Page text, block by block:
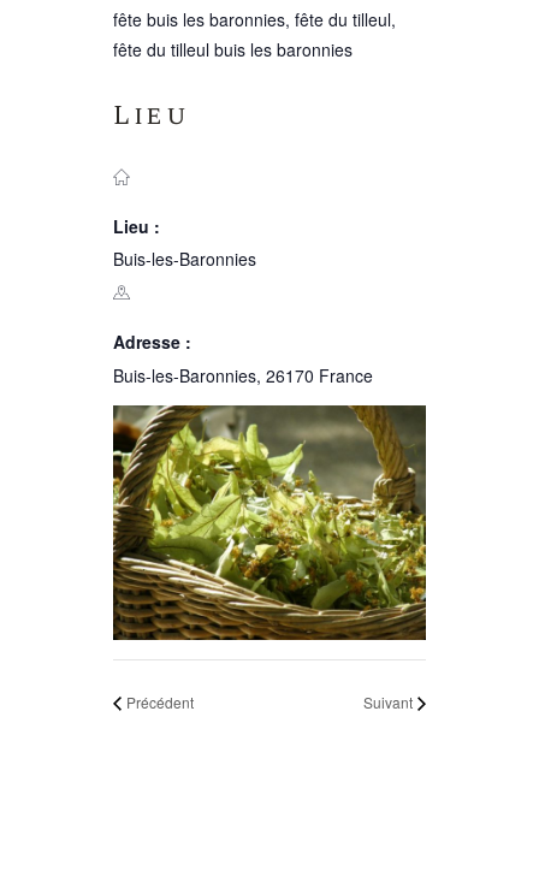
fête buis les baronnies, fête du tilleul,
fête du tilleul buis les baronnies
Lieu
Lieu :
Buis-les-Baronnies
Adresse :
Buis-les-Baronnies, 26170 France
Précédent Suivant